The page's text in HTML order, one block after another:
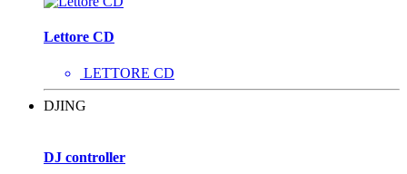
Lettore CD
LETTORE CD
DJING
DJ controller